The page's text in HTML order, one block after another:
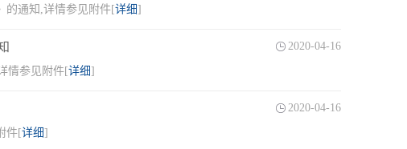
的通知,详情参见附件[详细]
2020-04-16
情参见附件[详细]
2020-04-16
件[详细]